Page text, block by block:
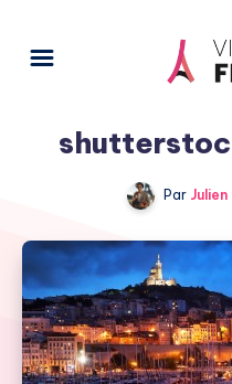
ParJulien